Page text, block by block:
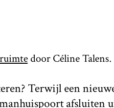
door Céline Talens.
Terwijl een
afsluiten